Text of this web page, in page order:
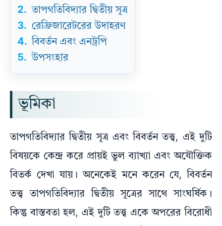
2. তাপগতিবিদ্যার দ্বিতীয় সূত্র
3. রেফ্রিজারেটরের উদাহরণ
4. বিবর্তন এবং এনট্রপি
5. উপসংহার
ভূমিকা
তাপগতিবিদ্যার দ্বিতীয় সূত্র এবং বিবর্তন তত্ত্ব, এই দুটি
বিষয়কে কেন্দ্র করে প্রায়ই ভুল ব্যাখ্যা এবং অযৌক্তিক
বিতর্ক দেখা যায়। অনেকেই মনে করেন যে, বিবর্তন
তত্ত্ব তাপগতিবিদ্যার দ্বিতীয় সূত্রের সাথে সাংঘর্ষিক।
কিন্তু বাস্তবতা হল, এই দুটি তত্ত্ব একে অপরের বিরোধী